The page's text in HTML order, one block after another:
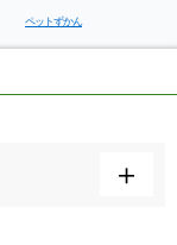
ペットずかん